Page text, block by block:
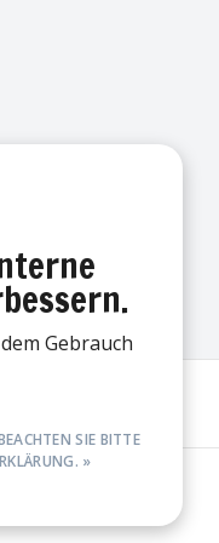
Gebrauch
SIE BITTE
»